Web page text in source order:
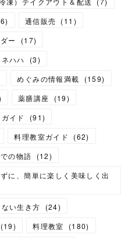
6) 通信販売 (11 )
ー (17)
ネハハ (3)
めぐみの情報満載 (159)
薬膳講座 (19)
イド (91)
料理教室ガイド (62)
の物語
(12)
に、簡単に楽しく美味しく出
い生き方 (24)
(19) 料理教室 (180)